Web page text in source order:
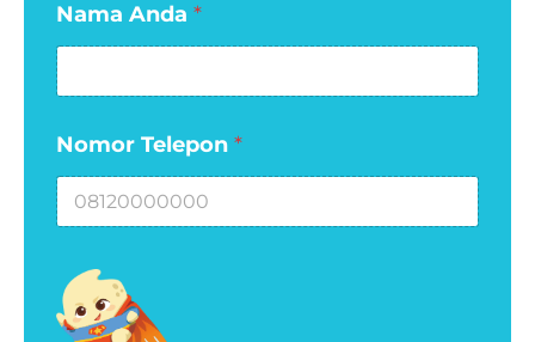
n
d
a
A
d
a
A
n
Nama Anda *
Nomor Telepon *